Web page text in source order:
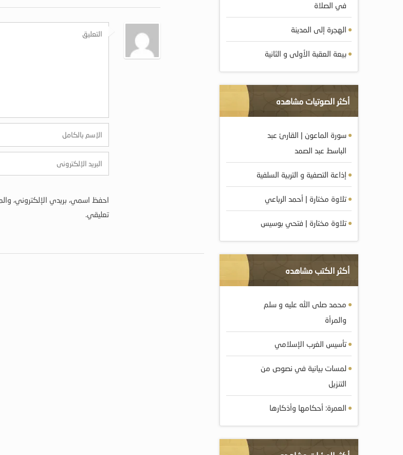
احفظ اسمي، بريدي الإلكتروني،
تعليقي.
في الصلاة
الهجرة إلى المدينة
بيعة العقبة الأولى و الثانية
أكثر الصوتيات مشاهده
سورة الماعون | القارئ عبد
الباسط عبد الصمد
إذاعة التصفية و التربية السلفية
تلاوة مختارة | أحمد الرباعي
تلاوة مختارة | فتحي بوسيس
أكثر الكتب مشاهده
محمد صلى الله عليه و سلم
والمرأة
تأسيس الغرب الإسلامي
لمسات بيانية في نصوص من
التنزيل
العمرة: أحكامها وأذكارها